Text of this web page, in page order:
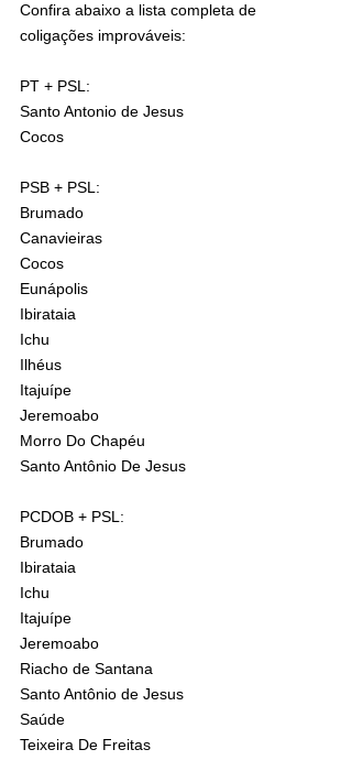
Confira abaixo a lista completa de
coligações improváveis:
PT + PSL:
Santo Antonio de Jesus
Cocos
PSB + PSL:
Brumado
Canavieiras
Cocos
Eunápolis
Ibirataia
Ichu
Ilhéus
Itajuípe
Jeremoabo
Morro Do Chapéu
Santo Antônio De Jesus
PCDOB + PSL:
Brumado
Ibirataia
Ichu
Itajuípe
Jeremoabo
Riacho de Santana
Santo Antônio de Jesus
Saúde
Teixeira De Freitas